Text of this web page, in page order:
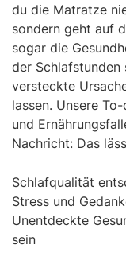
du die Matratze
sondern geht auf
sogar die
der Schlafstunden
versteckte
lassen. Unsere
und
Nachricht: Das
Schlafqualität
Stress und
Unentdeckte
sein